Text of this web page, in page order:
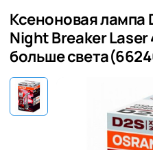
Ксеноновая лампа
Night Breaker Laser
больше